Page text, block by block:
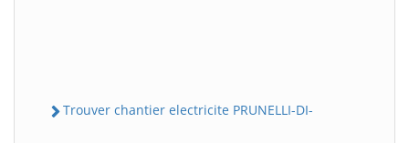
Trouver chantier electricite PRUNELLI-DI-